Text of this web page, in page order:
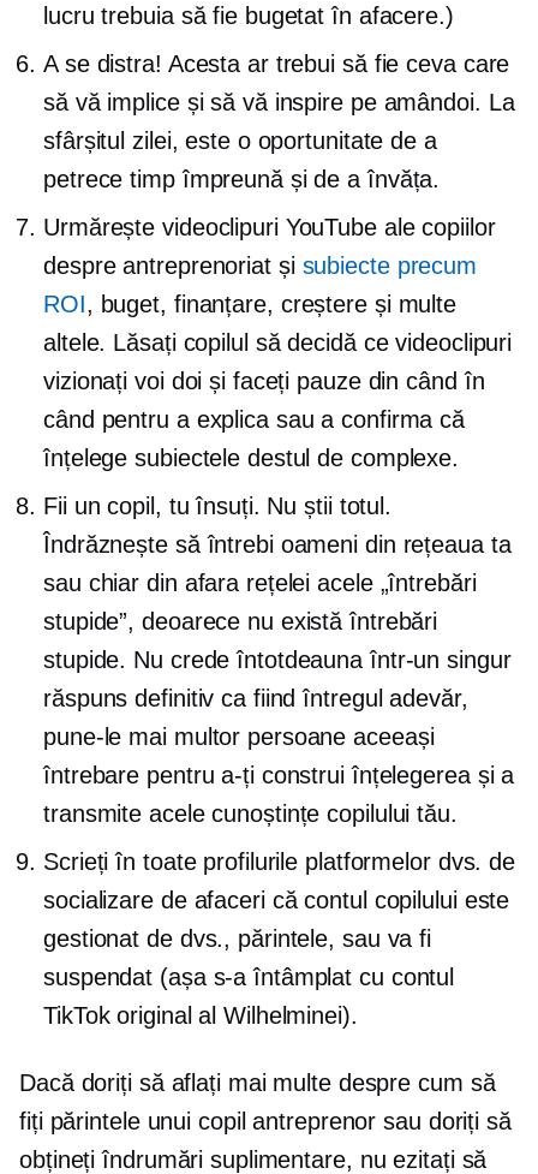
lucru trebuia să fie bugetat în afacere.)
A se distra! Acesta ar trebui să fie ceva care
să vă implice și să vă inspire pe amândoi. La
sfârșitul zilei, este o oportunitate de a
petrece timp împreună și de a învăța.
Urmărește videoclipuri YouTube ale copiilor
despre antreprenoriat și subiecte precum
ROI, buget, finanțare, creștere și multe
altele. Lăsați copilul să decidă ce videoclipuri
vizionați voi doi și faceți pauze din când în
când pentru a explica sau a confirma că
înțelege subiectele destul de complexe.
Fii un copil, tu însuți. Nu știi totul.
Îndrăznește să întrebi oameni din rețeaua ta
sau chiar din afara rețelei acele „întrebări
stupide”, deoarece nu există întrebări
stupide. Nu crede întotdeauna într-un singur
răspuns definitiv ca fiind întregul adevăr,
pune-le mai multor persoane aceeași
întrebare pentru a-ți construi înțelegerea și a
transmite acele cunoștințe copilului tău.
Scrieți în toate profilurile platformelor dvs. de
socializare de afaceri că contul copilului este
gestionat de dvs., părintele, sau va fi
suspendat (așa s-a întâmplat cu contul
TikTok original al Wilhelminei).
Dacă doriți să aflați mai multe despre cum să
fiți părintele unui copil antreprenor sau doriți să
obțineți îndrumări suplimentare, nu ezitați să